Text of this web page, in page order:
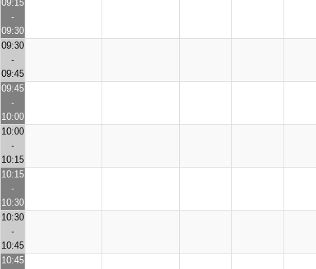
09:15
-
09:30
09:30
-
09:45
09:45
-
10:00
10:00
-
10:15
10:15
-
10:30
10:30
-
10:45
10:45